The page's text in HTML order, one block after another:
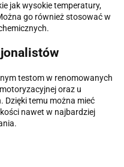
jak wysokie temperatury,
go również stosować w
testom w renomowanych
oraz u
Dzięki temu można mieć
nawet w najbardziej